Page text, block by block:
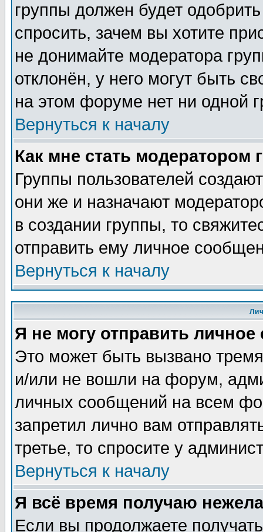
группы должен будет
спросить, зачем вы хотите
не донимайте модератора
отклонён, у него могут быть
на этом форуме нет ни одной
Вернуться к началу
Как мне стать модератором
Группы пользователей
они же и назначают
в создании группы, то
отправить ему личное
Вернуться к началу
Я не могу отправить
Это может быть вызвано
и/или не вошли на форум,
личных сообщений на всем
запретил лично вам
третье, то спросите у
Вернуться к началу
Я всё время получаю
Если вы продолжаете